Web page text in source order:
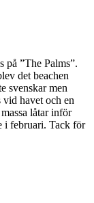
på ”The Palms”.
det beachen
svenskar men
vid havet och en
låtar inför
i februari. Tack för